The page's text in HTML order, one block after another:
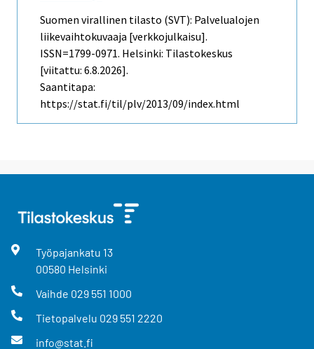
Suomen virallinen tilasto (SVT): Palvelualojen
liikevaihtokuvaaja [verkkojulkaisu].
ISSN=1799-0971. Helsinki: Tilastokeskus
[viitattu: 6.8.2026].
Saantitapa:
https://stat.fi/til/plv/2013/09/index.html
Työpajankatu 13
00580 Helsinki
Vaihde 029 551 1000
Tietopalvelu 029 551 2220
info@stat.fi